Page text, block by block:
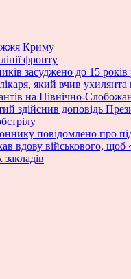
Криму
фронту
засуджено до 15 років
який вчив ухилянта
на Північно-
здійснив доповідь
повідомлено про
вдову військового,